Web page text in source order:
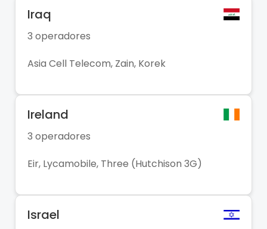
Iraq
3 operadores
Asia Cell Telecom, Zain, Korek
Ireland
3 operadores
Eir, Lycamobile, Three (Hutchison 3G)
Israel